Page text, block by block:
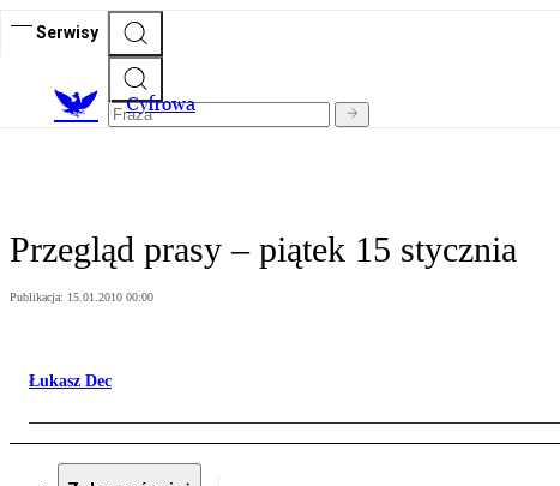
Serwisy
Cyfrowa
Przegląd prasy – piątek 15 stycznia
Publikacja: 15.01.2010 00:00
Łukasz Dec